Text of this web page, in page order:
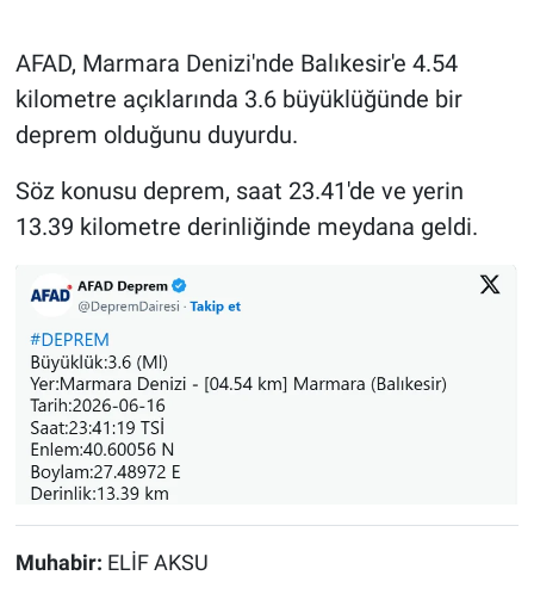
AFAD, Marmara Denizi'nde Balıkesir'e 4.54
kilometre açıklarında 3.6 büyüklüğünde bir
deprem olduğunu duyurdu.
Söz konusu deprem, saat 23.41'de ve yerin
13.39 kilometre derinliğinde meydana geldi.
Muhabir: ELİF AKSU